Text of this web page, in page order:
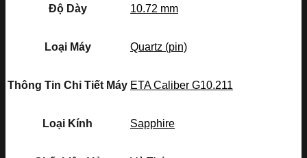
Độ Dày 10.72 mm
Loại Máy Quartz (pin)
Thông Tin Chi Tiết Máy ETA Caliber G10.211
Loại Kính Sapphire